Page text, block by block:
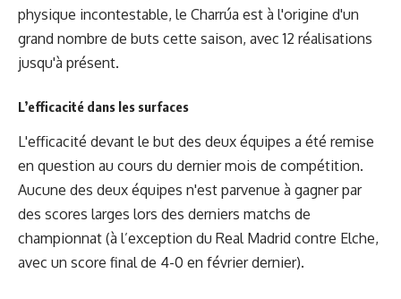
physique incontestable, le Charrúa est à l'origine d'un
grand nombre de buts cette saison, avec 12 réalisations
jusqu'à présent.
L’efficacité dans les surfaces
L'efficacité devant le but des deux équipes a été remise
en question au cours du dernier mois de compétition.
Aucune des deux équipes n'est parvenue à gagner par
des scores larges lors des derniers matchs de
championnat (à l’exception du Real Madrid contre Elche,
avec un score final de 4-0 en février dernier).